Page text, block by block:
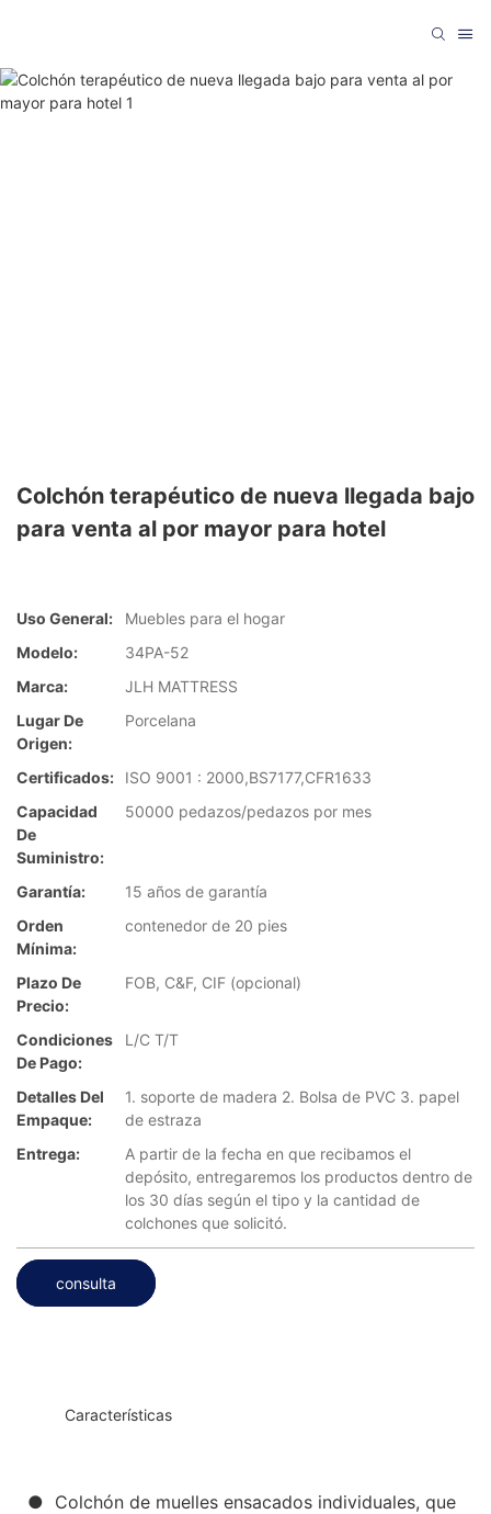
Colchón terapéutico de nueva llegada bajo
para venta al por mayor para hotel
Uso General:
Muebles para el hogar
Modelo:
34PA-52
Marca:
JLH MATTRESS
Lugar De
Origen:
Porcelana
Certificados:
ISO 9001 : 2000,BS7177,CFR1633
Capacidad
De
Suministro:
50000 pedazos/pedazos por mes
Garantía:
15 años de garantía
Orden
Mínima:
contenedor de 20 pies
Plazo De
Precio:
FOB, C&F, CIF (opcional)
Condiciones
De Pago:
L/C T/T
Detalles Del
Empaque:
1. soporte de madera 2. Bolsa de PVC 3. papel
de estraza
Entrega:
A partir de la fecha en que recibamos el
depósito, entregaremos los productos dentro de
los 30 días según el tipo y la cantidad de
colchones que solicitó.
consulta
Características
● Colchón de muelles ensacados individuales, que